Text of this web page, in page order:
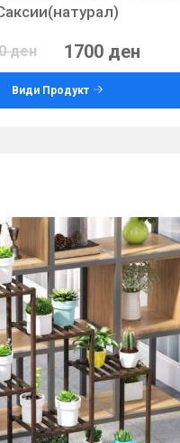
ден 1700 ден
Види Продукт